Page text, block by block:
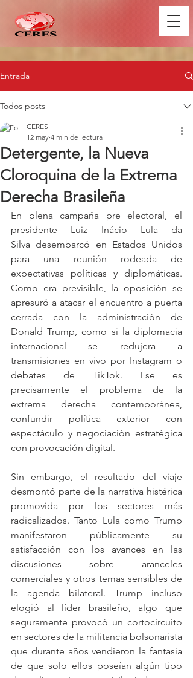
Entrada
Todos posts
Detergente, la Nueva
Cloroquina de la Extrema
Derecha Brasileña
CERES
12 may 4 min de lectura
En plena campaña pre electoral, el
presidente Luiz Inácio Lula da
Silva desembarcó en Estados Unidos
para una reunión rodeada de
expectativas políticas y diplomáticas.
Como era previsible, la oposición se
apresuró a atacar el encuentro a puerta
cerrada con la administración de
Donald Trump, como si la diplomacia
internacional se redujera a
transmisiones en vivo por Instagram o
debates de TikTok. Ese es
precisamente el problema de la
extrema derecha contemporánea,
confundir política exterior con
espectáculo y negociación estratégica
con provocación digital.
Sin embargo, el resultado del viaje
desmontó parte de la narrativa histérica
promovida por los sectores más
radicalizados. Tanto Lula como Trump
manifestaron públicamente su
satisfacción con los avances en las
discusiones sobre aranceles
comerciales y otros temas sensibles de
la agenda bilateral. Trump incluso
elogió al líder brasileño, algo que
seguramente provocó un cortocircuito
en sectores de la militancia bolsonarista
que durante años vendieron la fantasía
de que solo ellos poseían algún tipo